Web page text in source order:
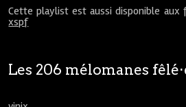
Cette playlist est aussi disponible aux
xspf
Les 206 mélomanes